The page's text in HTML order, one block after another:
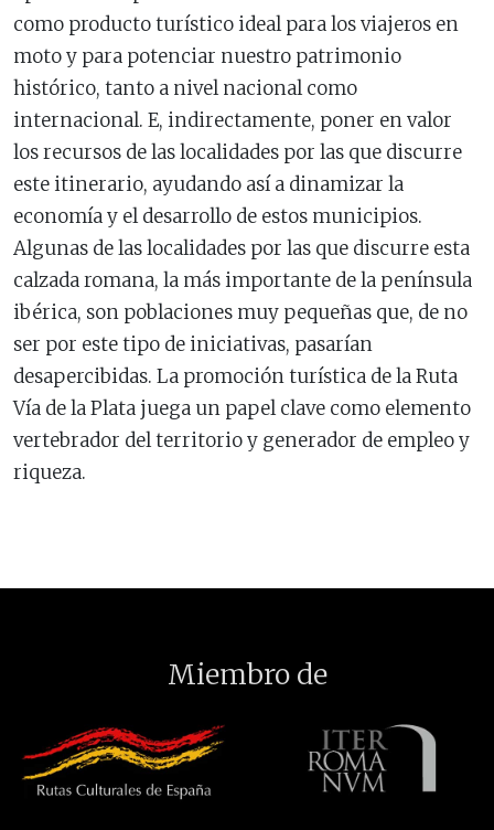
como producto turístico ideal para los viajeros en
moto y para potenciar nuestro patrimonio
histórico, tanto a nivel nacional como
internacional. E, indirectamente, poner en valor
los recursos de las localidades por las que discurre
este itinerario, ayudando así a dinamizar la
economía y el desarrollo de estos municipios.
Algunas de las localidades por las que discurre esta
calzada romana, la más importante de la península
ibérica, son poblaciones muy pequeñas que, de no
ser por este tipo de iniciativas, pasarían
desapercibidas. La promoción turística de la Ruta
Vía de la Plata juega un papel clave como elemento
vertebrador del territorio y generador de empleo y
riqueza.
Miembro de